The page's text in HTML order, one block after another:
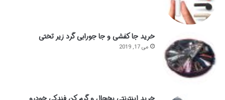
خرید جا کفشی و جا جورابی گرد زیر تختی
می 17, 2019